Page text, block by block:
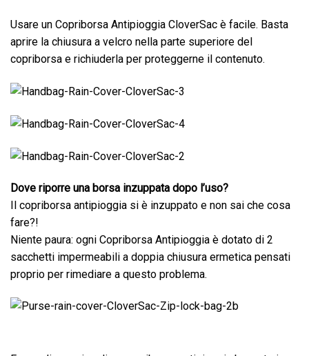
Usare un Copriborsa Antipioggia CloverSac è facile. Basta
aprire la chiusura a velcro nella parte superiore del
copriborsa e richiuderla per proteggerne il contenuto.
Dove riporre una borsa inzuppata dopo l’uso?
Il copriborsa antipioggia si è inzuppato e non sai che cosa
fare?!
Niente paura: ogni Copriborsa Antipioggia è dotato di 2
sacchetti impermeabili a doppia chiusura ermetica pensati
proprio per rimediare a questo problema.